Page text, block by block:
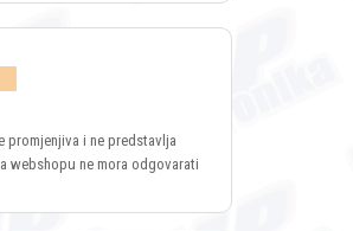
i ne predstavlja
webshopu ne mora odgovarati